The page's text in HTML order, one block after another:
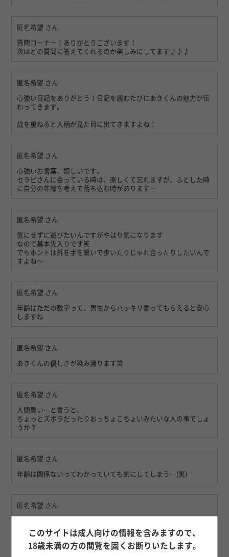
匿名希望 さん
質問コーナー！ありがとうございます！
次はどの質問に答えてくれるのか楽しみにしてます♪♪♪
匿名希望 さん
心強い日記をありがとう！日記を読むたびにあきくんの魅力が伝
わってきます。
歳を重ねると人柄が見た目に出てきますよね！
匿名希望 さん
心強いお言葉、嬉しいです。
セラピさんに会っている時は、楽しくて忘れますが、ふとした時
に自分の年齢を考えて落ち込む時があります…
匿名希望 さん
気にせずに遊びたいんですがやはり気になります
なので基本先入りです笑
でもホントは外を手を繋いで歩いたりじゃれ合ったりしたいんで
すよね〜
匿名希望 さん
年齢はただの数字って、男性からハッキリ言ってもらえると安心
しますね
匿名希望 さん
あきくんの優しさが染み渡ります笑
匿名希望 さん
人間臭い…と言うと、
ちょっとズボラだったりおっちょこちょいみたいな人の事でしょ
うか？
匿名希望 さん
年齢は関係ないってわかっていても気にしてしまう…(笑)
匿名希望 さん
思えるようになりました。そして…息子より若い子でもお会いし
たい時は予約できるようになりました。アンモモのセラピストの
皆さん優しいからね〜。いつもありがとうございます。
このサイトは成人向けの情報を含みますので、
18歳未満の方の閲覧を固くお断りいたします。